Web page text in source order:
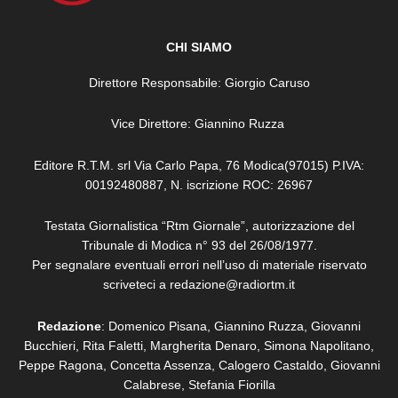
CHI SIAMO
Direttore Responsabile: Giorgio Caruso
Vice Direttore: Giannino Ruzza
Editore R.T.M. srl Via Carlo Papa, 76 Modica(97015) P.IVA:
00192480887, N. iscrizione ROC: 26967
Testata Giornalistica “Rtm Giornale”, autorizzazione del
Tribunale di Modica n° 93 del 26/08/1977.
Per segnalare eventuali errori nell’uso di materiale riservato
scriveteci a redazione@radiortm.it
Redazione: Domenico Pisana, Giannino Ruzza, Giovanni
Bucchieri, Rita Faletti, Margherita Denaro, Simona Napolitano,
Peppe Ragona, Concetta Assenza, Calogero Castaldo, Giovanni
Calabrese, Stefania Fiorilla